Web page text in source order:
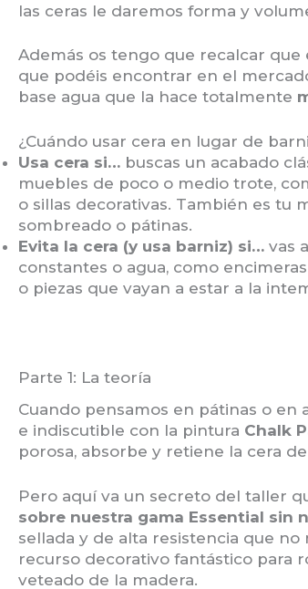
las ceras le daremos forma y
Además os tengo que recalcar que
que podéis encontrar en el
base agua que la hace totalmente
¿Cuándo usar cera en lugar de
Usa cera si… buscas un acabado
muebles de poco o medio trote,
o sillas decorativas. También es tu
sombreado o pátinas.
Evita la cera (y usa barniz) si… vas
constantes o agua, como
o piezas que vayan a estar a la
Parte 1: La teoría
Cuando pensamos en pátinas o en
e indiscutible con la pintura Chalk
porosa, absorbe y retiene la cera
Pero aquí va un secreto del taller
sobre nuestra gama Essential sin
sellada y de alta resistencia que
recurso decorativo fantástico para
veteado de la madera.